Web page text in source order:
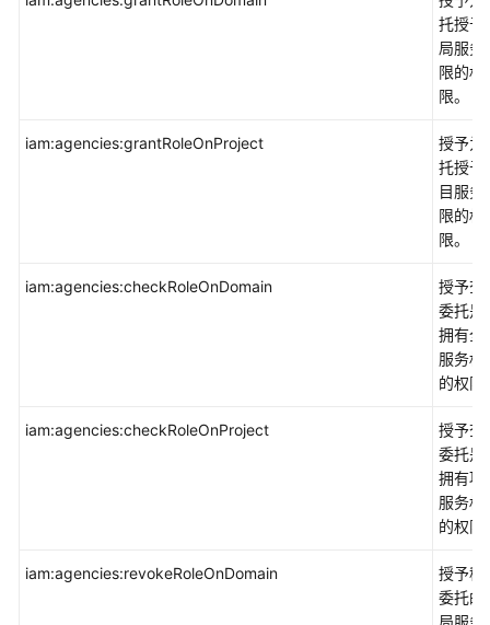
托授予
局服务
限的权
限。
iam:agencies:grantRoleOnProject
授予为
托授予
目服务
限的权
限。
iam:agencies:checkRoleOnDomain
授予查
委托是
拥有全
服务权
的权限
iam:agencies:checkRoleOnProject
授予查
委托是
拥有项
服务权
的权限
iam:agencies:revokeRoleOnDomain
授予移
委托的
局服务